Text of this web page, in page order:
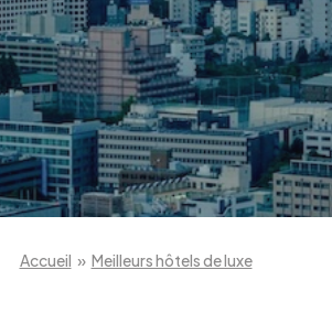
Accueil » Meilleurs hôtels de luxe